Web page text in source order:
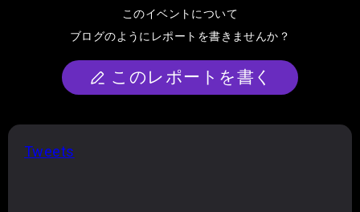
このイベントについて
ブログのようにレポートを書きませんか？
このレポートを書く
Tweets